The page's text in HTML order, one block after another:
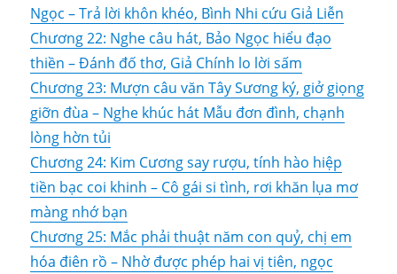
Ngọc – Trả lời khôn khéo, Bình Nhi cứu Giả Liễn
Chương 22: Nghe câu hát, Bảo Ngọc hiểu đạo
thiền – Đánh đố thơ, Giả Chính lo lời sấm
Chương 23: Mượn câu văn Tây Sương ký, giở giọng
giỡn đùa – Nghe khúc hát Mẫu đơn đình, chạnh
lòng hờn tủi
Chương 24: Kim Cương say rượu, tính hào hiệp
tiền bạc coi khinh – Cô gái si tình, rơi khăn lụa mơ
màng nhớ bạn
Chương 25: Mắc phải thuật năm con quỷ, chị em
hóa điên rồ – Nhờ được phép hai vị tiên, ngọc